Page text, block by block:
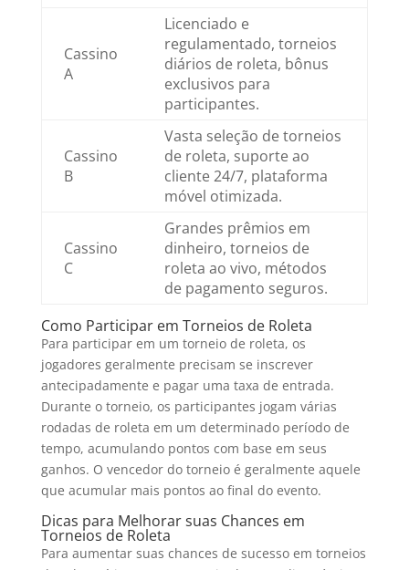
Cassino
A
Licenciado e
regulamentado, torneios
diários de roleta, bônus
exclusivos para
participantes.
Cassino
B
Vasta seleção de torneios
de roleta, suporte ao
cliente 24/7, plataforma
móvel otimizada.
Cassino
C
Grandes prêmios em
dinheiro, torneios de
roleta ao vivo, métodos
de pagamento seguros.
Como Participar em Torneios de Roleta
Para participar em um torneio de roleta, os
jogadores geralmente precisam se inscrever
antecipadamente e pagar uma taxa de entrada.
Durante o torneio, os participantes jogam várias
rodadas de roleta em um determinado período de
tempo, acumulando pontos com base em seus
ganhos. O vencedor do torneio é geralmente aquele
que acumular mais pontos ao final do evento.
Dicas para Melhorar suas Chances em
Torneios de Roleta
Para aumentar suas chances de sucesso em torneios